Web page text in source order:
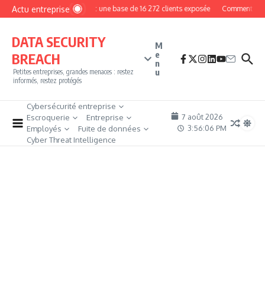
Aller au contenu
Actu entrepriseMyPhoto : une base de 16 272 clients exposée Comment
DATA SECURITY
BREACH
Petites entreprises, grandes menaces : restez
informés, restez protégés
M
e
n
u
Cybersécurité entreprise
Escroquerie
Entreprise
Employés
Fuite de données
Cyber Threat Intelligence
7 août 2026
3:56:07 PM